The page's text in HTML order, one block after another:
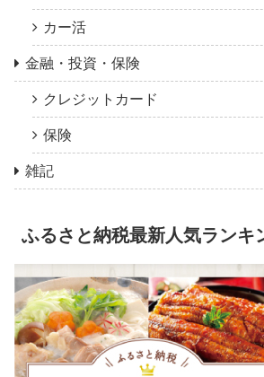
カー活
金融・投資・保険
クレジットカード
保険
雑記
ふるさと納税最新人気ランキ